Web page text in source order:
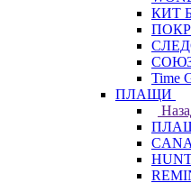
КИТ
Time
ПЛАЩИ